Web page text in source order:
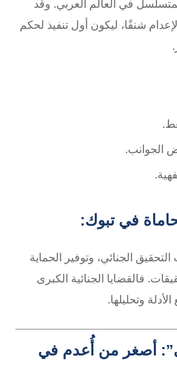
في العالم العربي. وقد
شنقًا، ليكون أول تنفيذ لحكم
الجوانب.
في تبوك:
الجنائي، وتوفير الحماية
فالقضايا الجنائية الكبرى
وتحليلها.
أصغر من أُعدم في